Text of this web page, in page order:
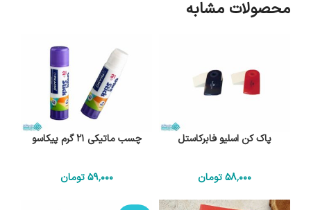
محصولات مشابه
پاک کن اسلیو فابرکاستل
58٬000تومان
چسب ماتیکی 21 گرم پیکاسو
59٬000 تومان